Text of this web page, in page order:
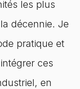
les plus
décennie. Je
pratique et
ces
en